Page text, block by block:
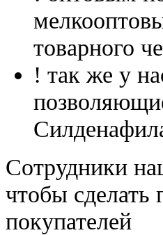
товарного
! так же у
Cотрудники
чтобы сделать
покупателей